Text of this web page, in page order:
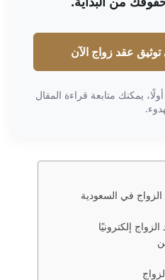
عقد زواج الآن
يمكنك متابعة قراءة المقال
في السعودية
إلكترونيًا